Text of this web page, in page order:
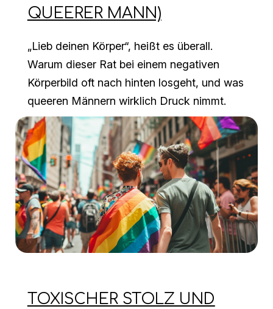
QUEERER MANN)
„Lieb deinen Körper“, heißt es überall.
Warum dieser Rat bei einem negativen
Körperbild oft nach hinten losgeht, und was
queeren Männern wirklich Druck nimmt.
TOXISCHER STOLZ UND